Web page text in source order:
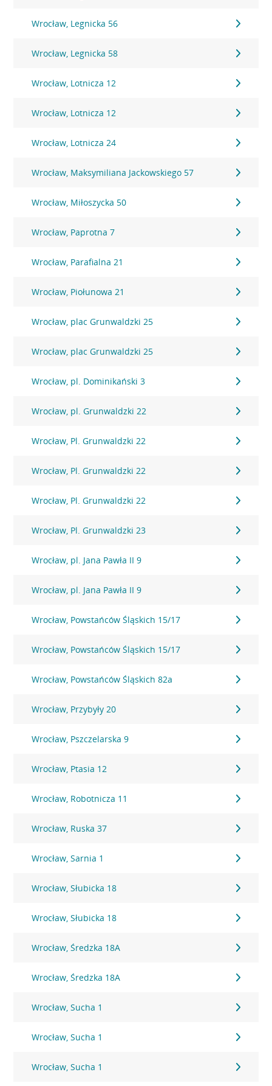
Wrocław, Legnicka 56
Wrocław, Legnicka 58
Wrocław, Lotnicza 12
Wrocław, Lotnicza 12
Wrocław, Lotnicza 24
Wrocław, Maksymiliana Jackowskiego 57
Wrocław, Miłoszycka 50
Wrocław, Paprotna 7
Wrocław, Parafialna 21
Wrocław, Piołunowa 21
Wrocław, plac Grunwaldzki 25
Wrocław, plac Grunwaldzki 25
Wrocław, pl. Dominikański 3
Wrocław, pl. Grunwaldzki 22
Wrocław, Pl. Grunwaldzki 22
Wrocław, Pl. Grunwaldzki 22
Wrocław, Pl. Grunwaldzki 22
Wrocław, Pl. Grunwaldzki 23
Wrocław, pl. Jana Pawła II 9
Wrocław, pl. Jana Pawła II 9
Wrocław, Powstańców Śląskich 15/17
Wrocław, Powstańców Śląskich 15/17
Wrocław, Powstańców Śląskich 82a
Wrocław, Przybyły 20
Wrocław, Pszczelarska 9
Wrocław, Ptasia 12
Wrocław, Robotnicza 11
Wrocław, Ruska 37
Wrocław, Sarnia 1
Wrocław, Słubicka 18
Wrocław, Słubicka 18
Wrocław, Średzka 18A
Wrocław, Średzka 18A
Wrocław, Sucha 1
Wrocław, Sucha 1
Wrocław, Sucha 1